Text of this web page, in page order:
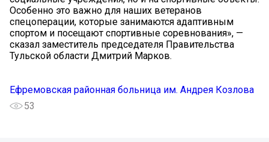
Особенно это важно для наших ветеранов
спецоперации, которые занимаются адаптивным
спортом и посещают спортивные соревнования», —
сказал заместитель председателя Правительства
Тульской области Дмитрий Марков.
Ефремовская районная больница им. Андрея Козлова
53